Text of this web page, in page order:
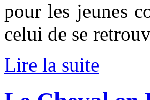
pour les jeunes
celui de se
Lire la suite